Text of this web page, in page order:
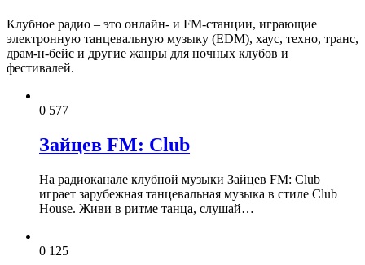
Клубное радио – это онлайн- и FM-станции, играющие
электронную танцевальную музыку (EDM), хаус, техно, транс,
драм-н-бейс и другие жанры для ночных клубов и
фестивалей.
0 577
Зайцев FM: Club
На радиоканале клубной музыки Зайцев FM: Club
играет зарубежная танцевальная музыка в стиле Club
House. Живи в ритме танца, слушай…
0 125